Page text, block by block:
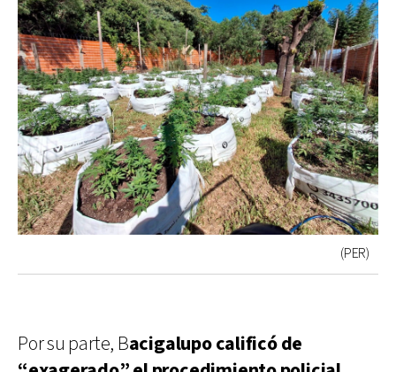
(PER)
Por su parte, Bacigalupo calificó de